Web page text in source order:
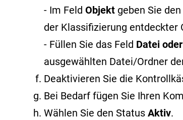
- Im Feld Objekt geben Sie
der Klassifizierung entdeckter
- Füllen Sie das Feld Datei
ausgewählten Datei/Ordner
Deaktivieren Sie die
Bei Bedarf fügen Sie Ihren
Wählen Sie den Status Aktiv.